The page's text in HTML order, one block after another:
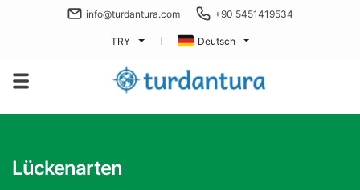
info@turdantura.com +90 5451419534
TRY Deutsch
Lückenarten